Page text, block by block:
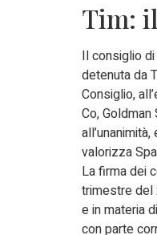
Tim:
Il consiglio
detenuta da
Consiglio,
Co,
valorizza
La firma dei
trimestre del
e in materia
con parte